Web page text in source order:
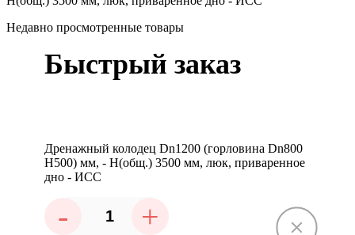
Недавно просмотренные товары
Быстрый заказ
Дренажный колодец Dn1200 (горловина Dn800
H500) мм, - H(общ.) 3500 мм, люк, приваренное
дно - ИСС
- +